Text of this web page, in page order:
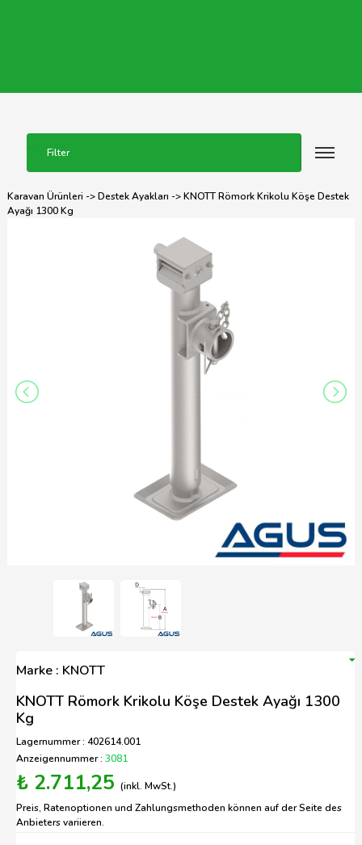
Filter
Karavan Ürünleri ->Destek Ayakları -> KNOTT Römork Krikolu Köşe Destek
Ayağı 1300 Kg
Marke : KNOTT
KNOTT Römork Krikolu Köşe Destek Ayağı 1300
Kg
Lagernummer : 402614.001
Anzeigennummer : 3081
₺ 2.711,25 (inkl. MwSt.)
Preis, Ratenoptionen und Zahlungsmethoden können auf der Seite des
Anbieters variieren.